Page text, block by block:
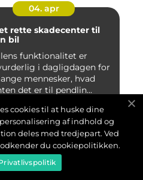
04. apr
rette skadecenter til
bil
funktionalitet er
i dagligdagen for
mennesker, hvad
det er til pendlin...
03. mar
Randers
findes der
cookies til at huske dine
af indhold og
deles med tredjepart. Ved
du cookiepolitikken.